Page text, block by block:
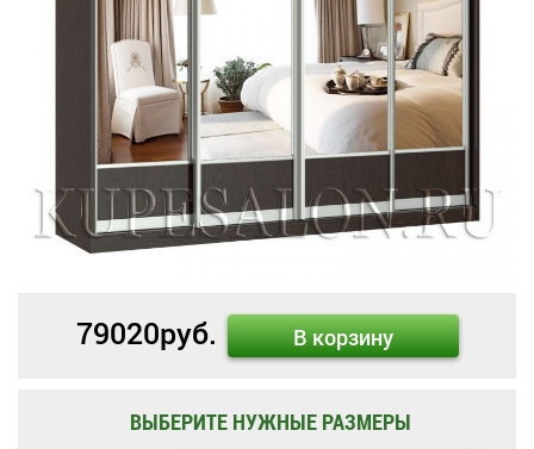
79020руб. В корзину
ВЫБЕРИТЕ НУЖНЫЕ РАЗМЕРЫ